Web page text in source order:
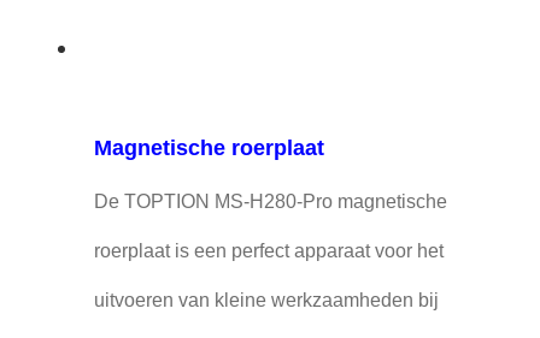
Magnetische roerplaat
De TOPTION MS-H280-Pro magnetische
roerplaat is een perfect apparaat voor het
uitvoeren van kleine werkzaamheden bij